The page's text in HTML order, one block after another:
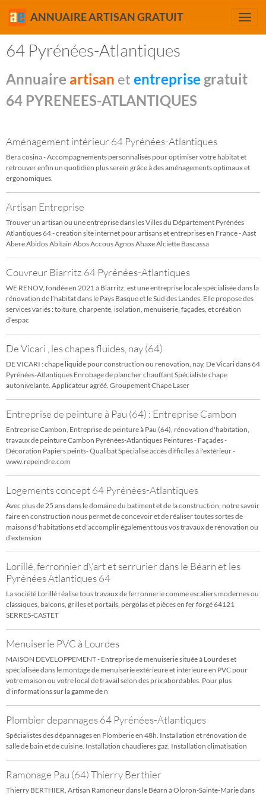
ANNUAIRE ARTISAN GRATUIT
64 Pyrénées-Atlantiques
Annuaire artisan et entreprise gratuit
64 PYRENEES-ATLANTIQUES
Aménagement intérieur 64 Pyrénées-Atlantiques
Bera cosina - Accompagnements personnalisés pour optimiser votre habitat et
retrouver enfin un quotidien plus serein grâce à des aménagements optimaux et
ergonomiques.
Artisan Entreprise
Trouver un artisan ou une entreprise dans les Villes du Département Pyrénées
Atlantiques 64 - creation site internet pour artisans et entreprises en France - Aast
Abere Abidos Abitain Abos Accous Agnos Ahaxe Alciette Bascassa
Couvreur Biarritz 64 Pyrénées-Atlantiques
WE RENOV, fondée en 2021 à Biarritz, est une entreprise locale spécialisée dans la
rénovation de l’habitat dans le Pays Basque et le Sud des Landes. Elle propose des
services variés : toiture, charpente, isolation, menuiserie, façades, et création
d’espac
De Vicari , les chapes fluides, nay (64)
DE VICARI : chape liquide pour construction ou renovation, nay, De Vicari dans 64
Pyrénées-Atlantiques Enrobage de plancher chauffant Spécialiste chape
autonivelante. Applicateur agréé. Groupement Chape Laser
Entreprise de peinture à Pau (64) : Entreprise Cambon
Entreprise Cambon, Entreprise de peinture à Pau (64), rénovation d'habitation,
travaux de peinture Cambon Pyrénées-Atlantiques Peintures - Façades -
Décoration Papiers peints- Qualibat Spécialisé accès difficiles à l'extérieur -
www.repeindre.com
Logements concept 64 Pyrénées-Atlantiques
Avec plus de 25 ans dans le domaine du batiment et de la construction, notre savoir
faire en construction nous permet de concevoir et de réaliser toutes sortes de
maisons d'habitations et d'accomplir également tous vos travaux de rénovation ou
d'extension
Lorillé, ferronnier d\'art et serrurier dans le Béarn et les
Pyrénées Atlantiques 64
La société Lorillé réalise tous travaux de ferronnerie comme escaliers modernes ou
classiques, balcons, grilles et portails, pergolas et pièces en fer forgé 64121
SERRES-CASTET
Menuiserie PVC à Lourdes
MAISON DEVELOPPEMENT - Entreprise de menuiserie située à Lourdes et
spécialisée dans le montage de menuiserie extérieure et intérieure en PVC pour
votre maison ou votre local de travail selon des prix abordables. Pour plus
d'informations sur la gamme de n
Plombier depannages 64 Pyrénées-Atlantiques
Spécialistes des dépannages en Plomberie en 48h. Installation et rénovation de
salle de bain et de cuisine. Installation chaudieres gaz. Installation climatisation
Ramonage Pau (64) Thierry Berthier
Thierry BERTHIER, Artisan Ramoneur dans le Béarn à Oloron-Sainte-Marie dans